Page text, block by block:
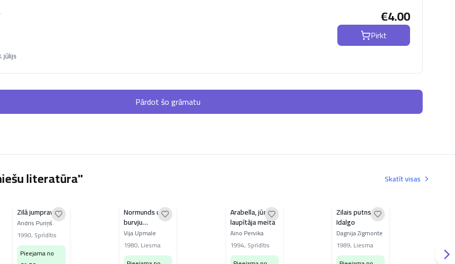
jūlijs
€4.00
Pirkt
Pārdot šo grāmatu
literatūra" Skatīt visas
Zilā jumprava
Andris Puriņš
1990, Sprīdītis
Pieejama no
Normunds un
burvju
mākslinieks
Niko
Vija Upmale
1980, Liesma
Arabella, jūras
laupītāja meita
Aino Pervika
1994, Sprīdītis
Zilais putns
Idalgo
Dagnija Zigmonte
1989, Liesma